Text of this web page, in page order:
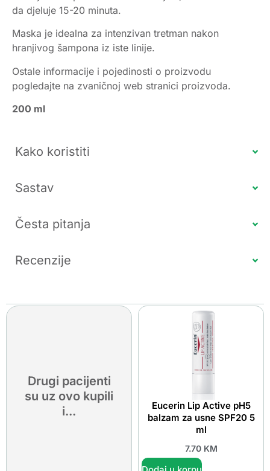
da djeluje 15-20 minuta.
Maska je idealna za intenzivan tretman nakon
hranjivog šampona iz iste linije.
Ostale informacije i pojedinosti o proizvodu
pogledajte na zvaničnoj web stranici proizvoda.
200 ml
Kako koristiti
Sastav
Česta pitanja
Recenzije
Drugi pacijenti
su uz ovo kupili
i...
Eucerin Lip Active pH5
balzam za usne SPF20 5
ml
7.70 KM